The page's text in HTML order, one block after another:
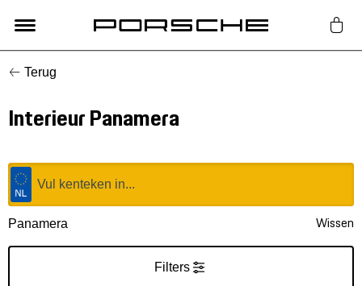
Lifestyle
Auto Accessoires
Classic
Nieuw
Terug
Interieur Panamera
Panamera Wissen
Filters